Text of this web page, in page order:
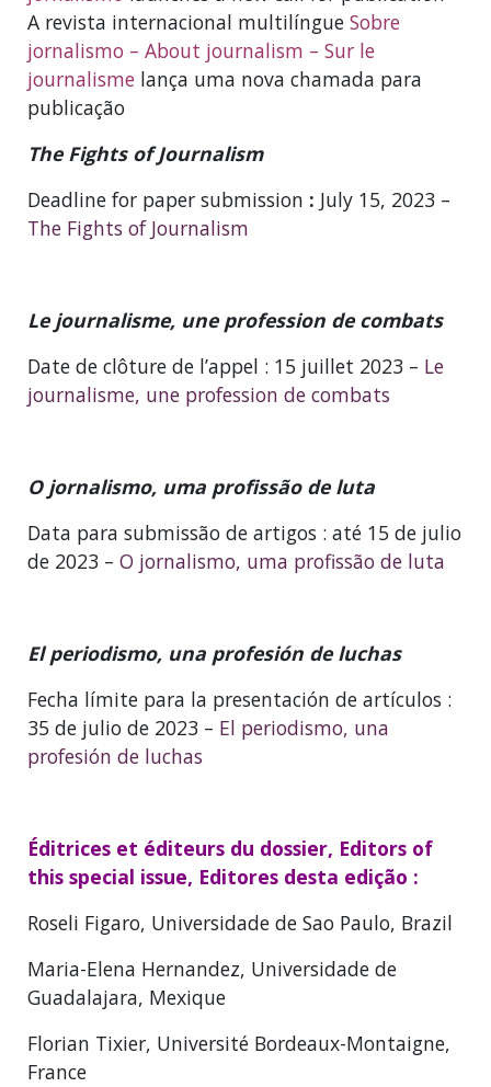
A revista internacional multilíngue Sobre
jornalismo – About journalism – Sur le
journalisme lança uma nova chamada para
publicação
The Fights of Journalism
Deadline for paper submission : July 15, 2023 –
The Fights of Journalism
Le journalisme, une profession de combats
Date de clôture de l’appel : 15 juillet 2023 – Le
journalisme, une profession de combats
O jornalismo, uma profissão de luta
Data para submissão de artigos : até 15 de julio
de 2023 – O jornalismo, uma profissão de luta
El periodismo, una profesión de luchas
Fecha límite para la presentación de artículos :
35 de julio de 2023 – El periodismo, una
profesión de luchas
Éditrices et éditeurs du dossier, Editors of
this special issue, Editores desta edição :
Roseli Figaro, Universidade de Sao Paulo, Brazil
Maria-Elena Hernandez, Universidade de
Guadalajara, Mexique
Florian Tixier, Université Bordeaux-Montaigne,
France